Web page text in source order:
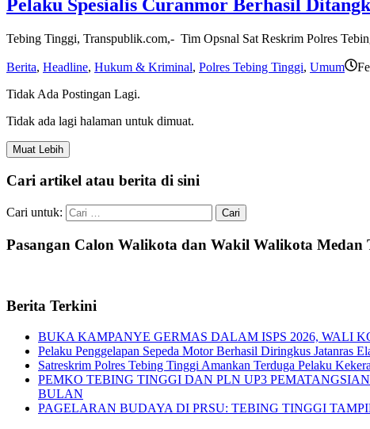
Pelaku Spesialis Curanmor Berhasil
Tebing Tinggi, Transpublik.com,- Tim Opsnal Sat Reskrim Polres
Berita, Headline, Hukum & Kriminal, Polres Tebing Tinggi, Umum
Tidak Ada Postingan Lagi.
Tidak ada lagi halaman untuk dimuat.
Muat Lebih
Cari artikel atau berita di sini
Cari untuk:
Pasangan Calon Walikota dan Wakil Walikota Medan
Berita Terkini
BUKA KAMPANYE GERMAS DALAM ISPS 2026, WALI
Pelaku Penggelapan Sepeda Motor Berhasil Diringkus Jatanras
Satreskrim Polres Tebing Tinggi Amankan Terduga Pelaku
PEMKO TEBING TINGGI DAN PLN UP3
BULAN
PAGELARAN BUDAYA DI PRSU: TEBING TINGGI